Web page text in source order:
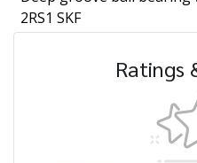
2RS1 SKF
Ratings